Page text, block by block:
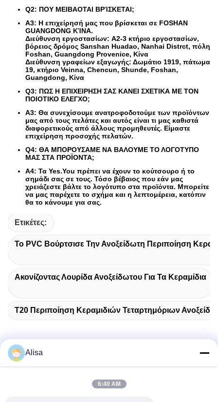
Q2: ΠΟΥ MEIBAOTAI ΒΡΊΣΚΕΤΑΙ;
A3: Η επιχείρησή μας που βρίσκεται σε FOSHAN
GUANGDONG ΚΊΝΑ.
Διεύθυνση εργοστασίων: A2-3 κτήριο εργοστασίων,
βόρειος δρόμος Sanshan Huadao, Nanhai Distrct, πόλη
Foshan, Guangdong Provenice, Κίνα
Διεύθυνση γραφείων εξαγωγής: Δωμάτιο 1919, πάτωμα
19, κτήριο Veinna, Chencun, Shunde, Foshan,
Guangdong, Κίνα
Q3: ΠΩΣ Η ΕΠΙΧΕΙΡΗΣΗ ΣΑΣ ΚΑΝΕΙ ΣΧΕΤΙΚΑ ΜΕ ΤΟΝ
ΠΟΙΟΤΙΚΟ ΕΛΕΓΧΟ;
A3: Θα συνεχίσουμε ανατροφοδοτούμε των προϊόντων
μας από τους πελάτες και αυτός είναι τι μας καθιστά
διαφορετικούς από άλλους προμηθευτές. Είμαστε
επιχείρηση προσοχής πελατών.
Q4: ΘΑ ΜΠΟΡΟΥΣΑΜΕ ΝΑ ΒΑΛΟΥΜΕ ΤΟ ΛΟΓΟΤΥΠΟ
ΜΑΣ ΣΤΑ ΠΡΟΪΟΝΤΑ;
A4: Τα Yes.You πρέπει να έχουν το κούτσουρο ή το
σημάδι σας σε τους. Τόσο βέβαιος που εάν μας
χρειάζεστε βάλτε το λογότυπο στα προϊόντα. Μπορείτε
να μας παρέχετε το σχήμα και η λεπτομέρεια, κατόπιν
θα το κάνουμε για σας.
Ετικέτες:
Το PVC Βούρτσισε Την Ανοξείδωτη Περιποίηση
Ακονίζοντας Λουρίδα Ανοξείδωτου Για Τα Κεραμίδια
T20 Περιποίηση Κεραμιδιών Τεταρτημόριων
Alisa
6:40 AM